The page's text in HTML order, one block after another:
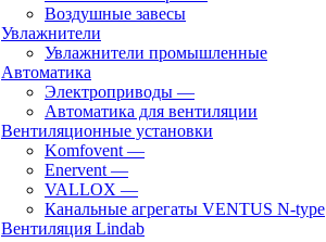
Воздушные завесы
Увлажнители
Увлажнители промышленные
Автоматика
Электроприводы —
Автоматика для вентиляции
Вентиляционные установки
Komfovent —
Enervent —
VALLOX —
Канальные агрегаты VENTUS N-type
Вентиляция Lindab